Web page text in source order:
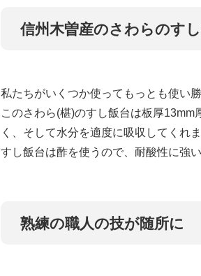
信州木曽産のさわらのす
私たちがいくつか使ってもっとも使い
このさわら(椹)のすし飯台は板厚
く、そして水分を適度に吸収してくれま
すし飯台は酢を使うので、耐酸性に強
熟練の職人の技が随所に